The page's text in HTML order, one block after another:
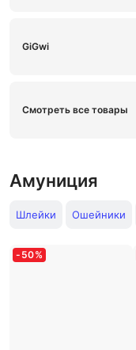
GiGwi
Смотреть все товары
Амуниция
Шлейки Ошейники
- 50%